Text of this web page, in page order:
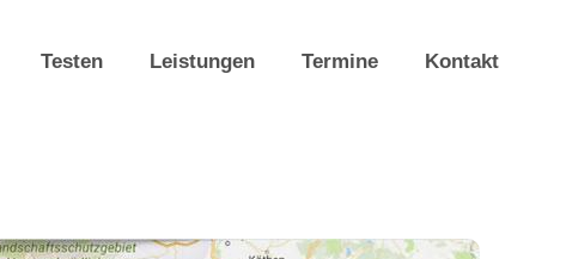
Testen Leistungen Termine Kontakt